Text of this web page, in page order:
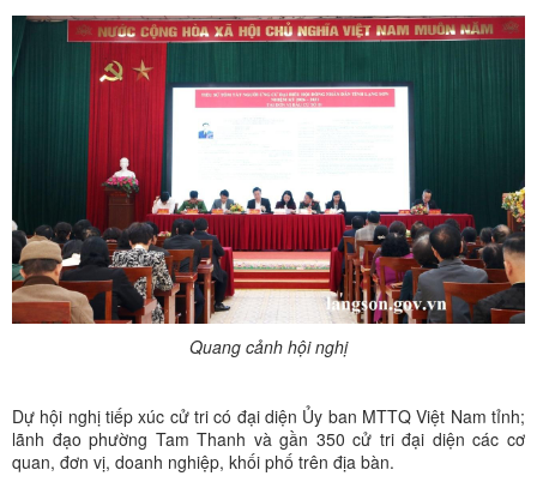
Quang cảnh hội nghị
Dự hội nghị tiếp xúc cử tri có đại diện Ủy ban MTTQ Việt Nam tỉnh;
lãnh đạo phường Tam Thanh và gần 350 cử tri đại diện các cơ
quan, đơn vị, doanh nghiệp, khối phố trên địa bàn.